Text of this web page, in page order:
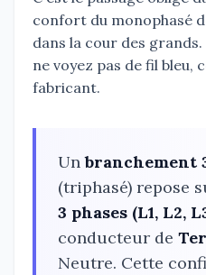
confort du monophasé
dans la cour des
ne voyez pas de fil bleu,
fabricant.
Unbranchement
(triphasé) repose
3 phases (L1, L2,
conducteur de
Neutre. Cette